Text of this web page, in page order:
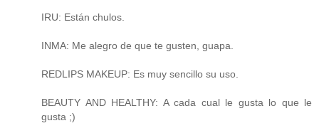
IRU: Están chulos.
INMA: Me alegro de que te gusten, guapa.
REDLIPS MAKEUP: Es muy sencillo su uso.
BEAUTY AND HEALTHY: A cada cual le gusta lo que le
gusta ;)